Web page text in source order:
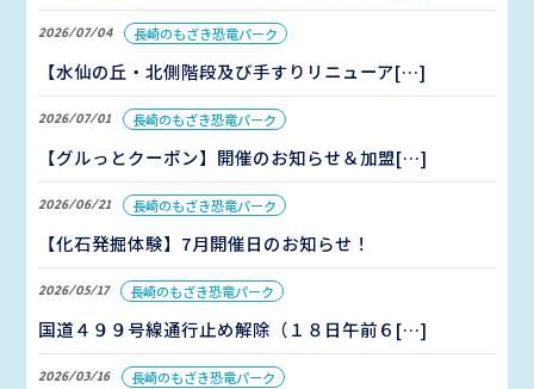
2026/07/04 長崎のもざき恐竜パーク
【水仙の丘・北側階段及び手すりリニューア[…]
2026/07/01 長崎のもざき恐竜パーク
【グルっとクーポン】開催のお知らせ＆加盟[…]
2026/06/21 長崎のもざき恐竜パーク
【化石発掘体験】7月開催日のお知らせ！
2026/05/17 長崎のもざき恐竜パーク
国道４９９号線通行止め解除（１８日午前６[…]
2026/03/16 長崎のもざき恐竜パーク